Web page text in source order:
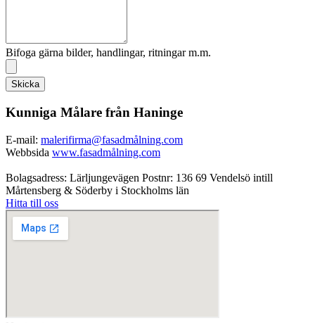
Bifoga gärna bilder, handlingar, ritningar m.m.
Skicka
Kunniga Målare från Haninge
E-mail: malerifirma@fasadmålning.com
Webbsida www.fasadmålning.com
Bolagsadress: Lärljungevägen Postnr: 136 69 Vendelsö intill
Mårtensberg & Söderby i Stockholms län
Hitta till oss